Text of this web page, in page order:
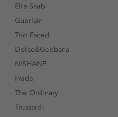
Elie Saab
Guerlain
Too Faced
Dolce&Gabbana
NISHANE
Prada
The Ordinary
Trussardi